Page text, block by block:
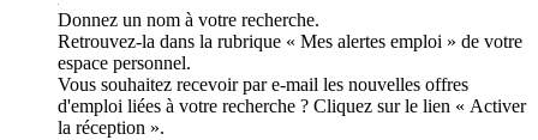
Donnez un nom à votre recherche.
Retrouvez-la dans la rubrique « Mes alertes emploi » de votre
espace personnel.
Vous souhaitez recevoir par e-mail les nouvelles offres
d'emploi liées à votre recherche ? Cliquez sur le lien « Activer
la réception ».